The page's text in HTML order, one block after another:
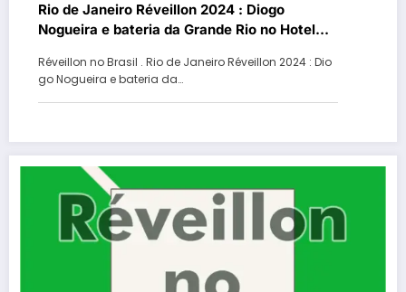
Rio de Janeiro Réveillon 2024 : Diogo
Nogueira e bateria da Grande Rio no Hotel
Réveillon no Brasil . Rio de Janeiro Réveillon 2024 : Dio
go Nogueira e bateria da…